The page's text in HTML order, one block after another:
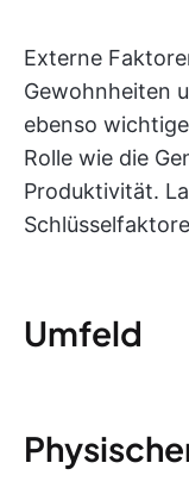
Externe
Gewohnheiten
ebenso
Rolle wie die
Produktivität.
Umfeld